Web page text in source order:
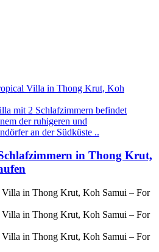
mit 2 Schlafzimmern befindet
der ruhigeren und
an der Südküste ..
in Thong Krut,